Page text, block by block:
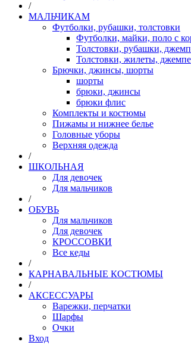
/
МАЛЬЧИКАМ
Футболки, рубашки, толстовки
Футболки, майки, поло с
Толстовки, рубашки,
Толстовки, жилеты,
Брючки, джинсы, шорты
шорты
брюки, джинсы
брюки флис
Комплекты и костюмы
Пижамы и нижнее белье
Головные уборы
Верхняя одежда
/
ШКОЛЬНАЯ
Для девочек
Для мальчиков
/
ОБУВЬ
Для мальчиков
Для девочек
КРОССОВКИ
Все кеды
/
КАРНАВАЛЬНЫЕ КОСТЮМЫ
/
АКСЕССУАРЫ
Варежки, перчатки
Шарфы
Очки
Вход